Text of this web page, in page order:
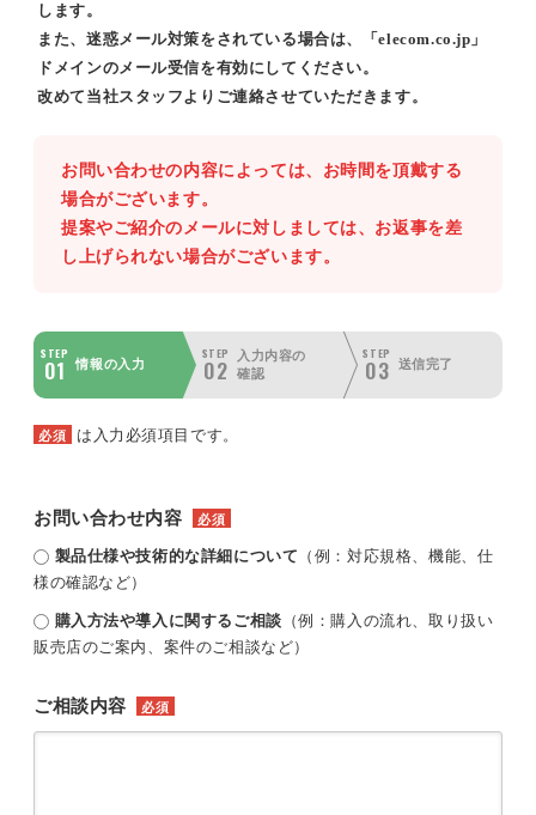
します。
また、迷惑メール対策をされている場合は、「elecom.co.jp」
ドメインのメール受信を有効にしてください。
改めて当社スタッフよりご連絡させていただきます。
お問い合わせの内容によっては、お時間を頂戴する
場合がございます。
提案やご紹介のメールに対しましては、お返事を差
し上げられない場合がございます。
STEP
01 情報の入力
STEP
02
入力内容の
確認
STEP
03 送信完了
必須 は入力必須項目です。
お問い合わせ内容 必須
製品仕様や技術的な詳細について （例：対応規格、機能、仕
様の確認など）
購入方法や導入に関するご相談 （例：購入の流れ、取り扱い
販売店のご案内、案件のご相談など）
ご相談内容 必須